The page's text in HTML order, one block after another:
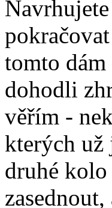
tomto dám
dohodli
věřím -
kterých už
druhé